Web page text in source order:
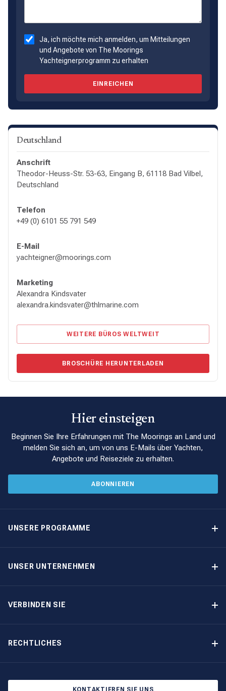
Ja, ich möchte mich anmelden, um Mitteilungen
und Angebote von The Moorings
Yachteignerprogramm zu erhalten
EINREICHEN
Deutschland
Anschrift
Theodor-Heuss-Str. 53-63, Eingang B, 61118 Bad Vilbel,
Deutschland
Telefon
+49 (0) 6101 55 791 549
E-Mail
yachteigner@moorings.com
Marketing
Alexandra Kindsvater
alexandra.kindsvater@thlmarine.com
WEITERE BÜROS WELTWEIT
BROSCHÜRE HERUNTERLADEN
Hier einsteigen
Beginnen Sie Ihre Erfahrungen mit The Moorings an Land und
melden Sie sich an, um von uns E-Mails über Yachten,
Angebote und Reiseziele zu erhalten.
ABONNIEREN
UNSERE PROGRAMME
UNSER UNTERNEHMEN
VERBINDEN SIE
RECHTLICHES